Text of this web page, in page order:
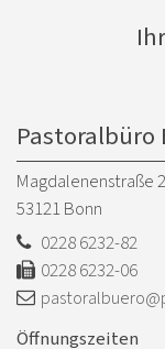
Pastoralbüro
Magdalenenstraße
53121Bonn
0228 6232-82
0228 6232-06
Öffnungszeiten